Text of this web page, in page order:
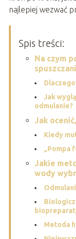
najlepiej wezwać
Spis treści:
Na czym
Jak
odmulanie?
Jak
Kiedy
„Pompa
Jakie
wody
Metoda